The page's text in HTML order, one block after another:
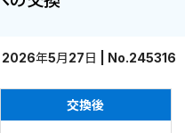
2026年5月27日 | No.245316
交換後